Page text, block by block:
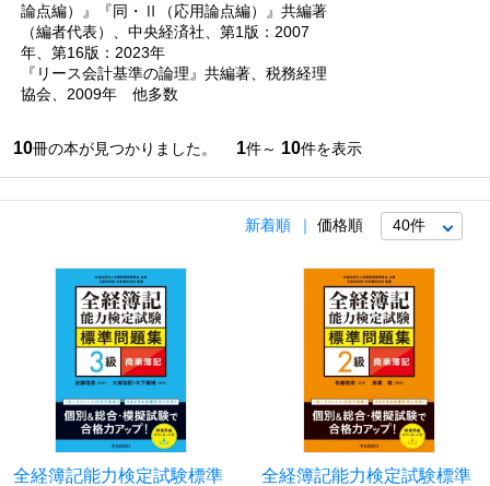
論点編）』『同・Ⅱ（応用論点編）』共編著
（編者代表）、中央経済社、第1版：2007
年、第16版：2023年
『リース会計基準の論理』共編著、税務経理
協会、2009年 他多数
10冊の本が見つかりました。 1件～ 10件を表示
新着順 価格順
全経簿記能力検定試験標準
全経簿記能力検定試験標準